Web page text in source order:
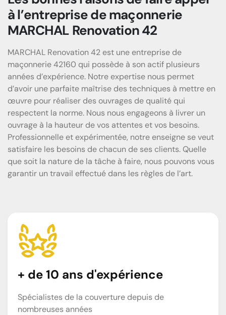
à l’entreprise de maçonnerie
MARCHAL Renovation 42
MARCHAL Renovation 42 est une entreprise de
maçonnerie 42160 qui possède à son actif plusieurs
années d’expérience. Notre expertise nous permet
d’avoir une parfaite maîtrise des techniques à mettre en
œuvre pour réaliser des ouvrages de qualité qui
respectent la norme. Nous nous engageons à livrer un
ouvrage à la hauteur de vos attentes et vos besoins.
Professionnelle et expérimentée, notre enseigne se veut
satisfaire les besoins de chacun de ses clients. Quelle
que soit la nature de la tâche à faire, nous pouvons vous
garantir un travail effectué dans les règles de l’art.
+ de 10 ans d'expérience
Spécialistes de la couverture depuis de
nombreuses années